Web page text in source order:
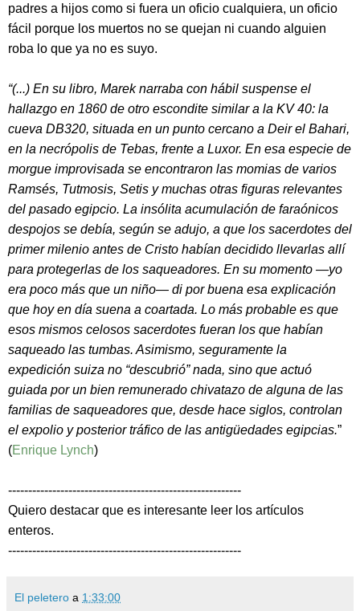
padres a hijos como si fuera un oficio cualquiera, un oficio
fácil porque los muertos no se quejan ni cuando alguien
roba lo que ya no es suyo.
“(...) En su libro, Marek narraba con hábil suspense el
hallazgo en 1860 de otro escondite similar a la KV 40: la
cueva DB320, situada en un punto cercano a Deir el Bahari,
en la necrópolis de Tebas, frente a Luxor. En esa especie de
morgue improvisada se encontraron las momias de varios
Ramsés, Tutmosis, Setis y muchas otras figuras relevantes
del pasado egipcio. La insólita acumulación de faraónicos
despojos se debía, según se adujo, a que los sacerdotes del
primer milenio antes de Cristo habían decidido llevarlas allí
para protegerlas de los saqueadores. En su momento —yo
era poco más que un niño— di por buena esa explicación
que hoy en día suena a coartada. Lo más probable es que
esos mismos celosos sacerdotes fueran los que habían
saqueado las tumbas. Asimismo, seguramente la
expedición suiza no “descubrió” nada, sino que actuó
guiada por un bien remunerado chivatazo de alguna de las
familias de saqueadores que, desde hace siglos, controlan
el expolio y posterior tráfico de las antigüedades egipcias.”
(Enrique Lynch)
----------------------------------------------------------
Quiero destacar que es interesante leer los artículos
enteros.
----------------------------------------------------------
El peletero a 1:33:00